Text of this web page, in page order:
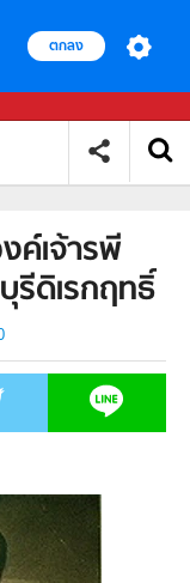
ตกลง
ค์เจ้ารพี
ดิเรกฤทธิ์